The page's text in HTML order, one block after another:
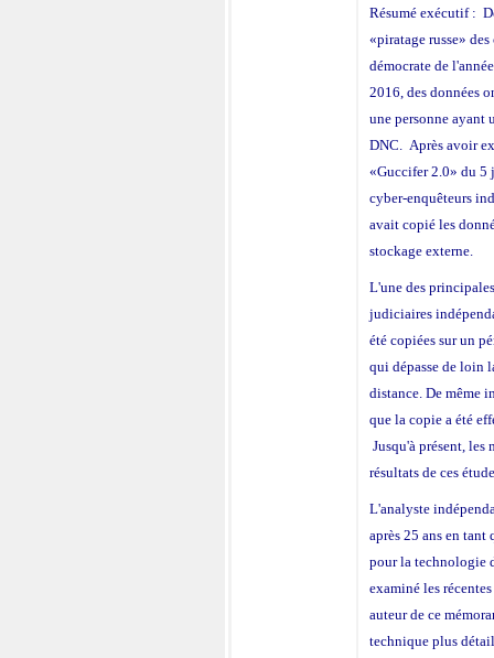
Résumé exécutif :
«piratage russe»
démocrate de
2016, des données
une personne ayant
DNC. Après avoir
«Guccifer 2.0» du 5
cyber-enquêteurs
avait copié les
stockage externe.
L'une des
judiciaires
été copiées sur un
qui dépasse de loin
distance. De même
que la copie a été
Jusqu'à présent,
résultats de ces
L'analyste
après 25 ans en
pour la technologie
examiné les
auteur de ce
technique plus